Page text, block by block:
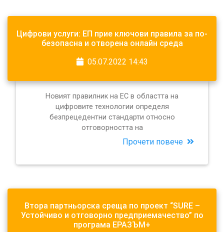
Цифрови услуги: ЕП прие ключови правила за по-
безопасна и отворена онлайн среда
05.07.2022 14:43
Новият правилник на ЕС в областта на
цифровите технологии определя
безпрецедентни стандарти относно
отговорността на
Прочети повече
Втора партньорска среща по проект “SURE –
Устойчиво и отговорно предприемачество” по
програма ЕРАЗЪМ+